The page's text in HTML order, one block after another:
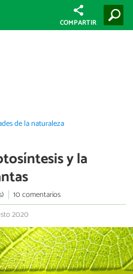
COMPARTIR
de la naturaleza
y la
10 comentarios
2020